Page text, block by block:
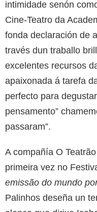
intimidade senón
Cine-Teatro da
fonda declaración de
través dun traballo
excelentes recursos
apaixonada á tarefa
perfecto para
pensamento”
passaram”.
A compañía O
primeira vez no
emissão do mundo
Palinhos deseña un